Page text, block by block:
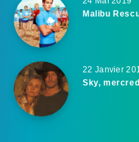
Malibu
22 Janvier
Sky,